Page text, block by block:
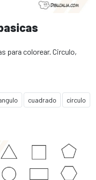
para colorear. Circulo,
cuadrado circulo